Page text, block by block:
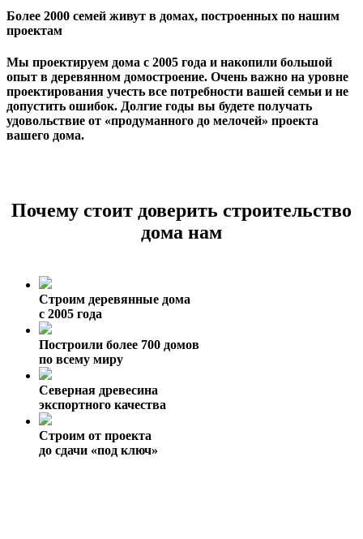
Более 2000 семей живут в домах, построенных по нашим
проектам
Мы проектируем дома с 2005 года и накопили большой
опыт в деревянном домостроение. Очень важно на уровне
проектирования учесть все потребности вашей семьи и не
допустить ошибок. Долгие годы вы будете получать
удовольствие от «продуманного до мелочей» проекта
вашего дома.
Почему стоит доверить строительство
дома нам
Строим деревянные дома
с 2005 года
Построили более 700 домов
по всему миру
Северная древесина
экспортного качества
Строим от проекта
до сдачи «под ключ»